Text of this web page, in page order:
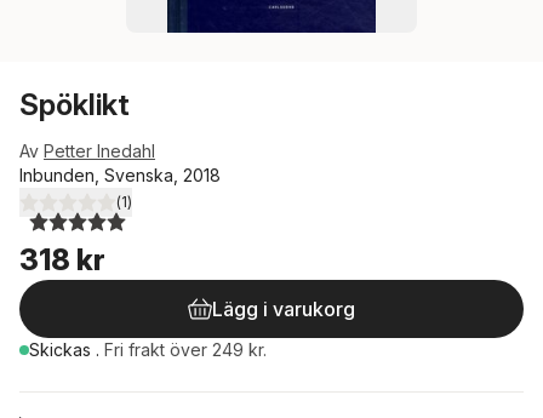
Spöklikt
Av Petter Inedahl
Inbunden, Svenska, 2018
5,0utav 5 stjärnor. Totalt antal röster:
(1)
318 kr
Lägg i varukorg
Skickas . Fri frakt över 249 kr.